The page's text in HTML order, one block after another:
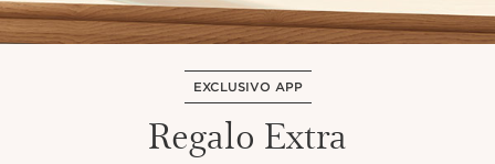
EXCLUSIVO APP
Regalo Extra